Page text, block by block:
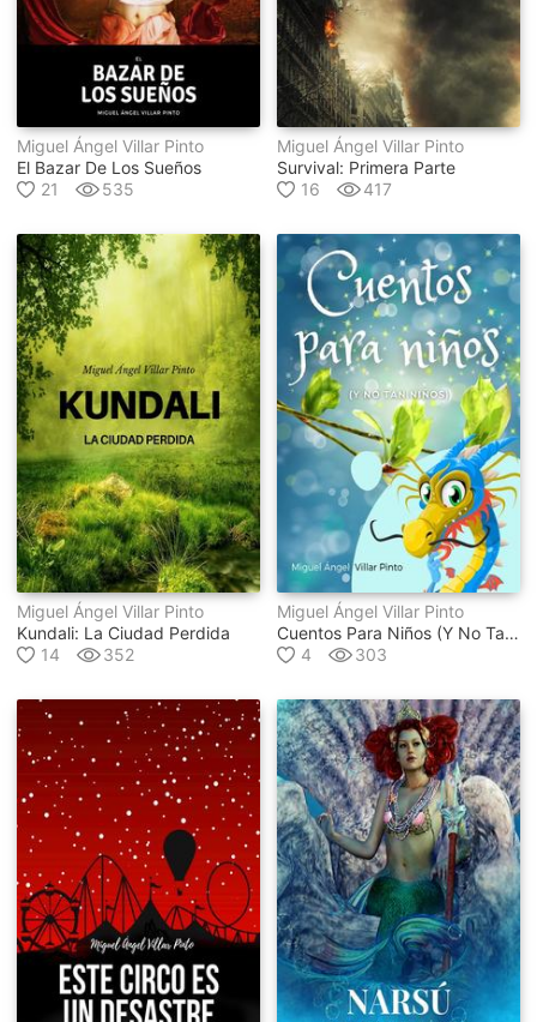
Miguel Ángel Villar Pinto
El Bazar De Los Sueños
21
535
Miguel Ángel Villar Pinto
Survival: Primera Parte
16
417
Miguel Ángel Villar Pinto
Kundali: La Ciudad Perdida
14
352
Miguel Ángel Villar Pinto
Cuentos Para Niños (y No Tan Niños)
4
303